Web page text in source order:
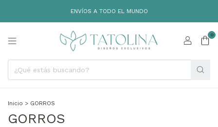
ENVÍOS A TODO EL MUNDO
0
Inicio > GORROS
GORROS